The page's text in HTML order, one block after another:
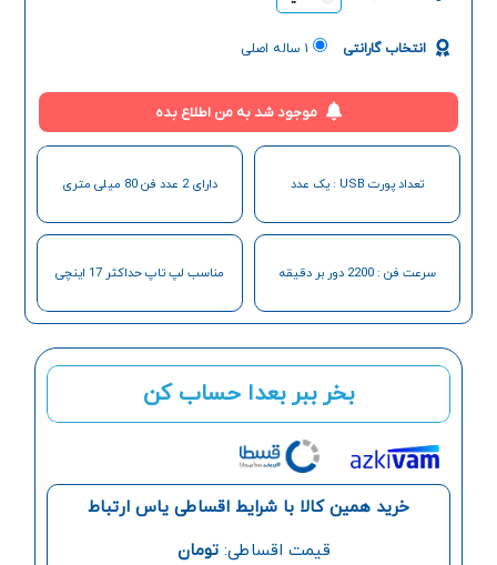
بخر ببر بعدا حساب کن
خرید همین کالا با شرایط اقساطی یاس ارتباط
قیمت اقساطی: تومان
انتخاب گارانتی ۱ ساله اصلی
موجود شد به من اطلاع بده
تعداد پورت USB : یک عدد دارای 2 عدد فن 80 میلی متری
سرعت فن : 2200 دور بر دقیقه مناسب لپ تاپ حداکثر 17 اینچی